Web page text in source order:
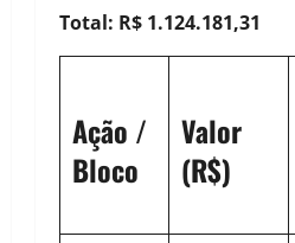
Total: R$ 1.124.181,31
Ação /
Bloco
Valor
(R$)